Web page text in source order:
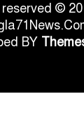
©
BY